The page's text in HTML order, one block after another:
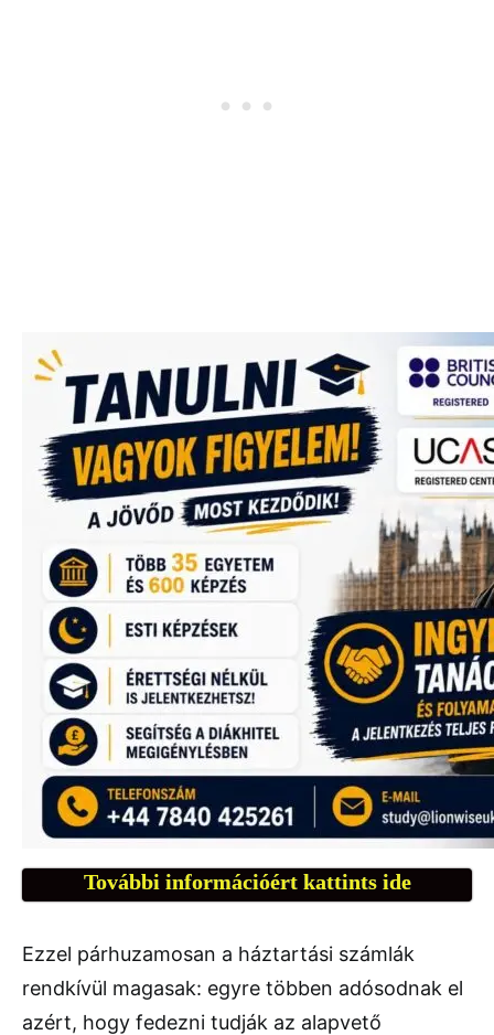
További információért kattints ide
Ezzel párhuzamosan a háztartási számlák
rendkívül magasak: egyre többen adósodnak el
azért, hogy fedezni tudják az alapvető